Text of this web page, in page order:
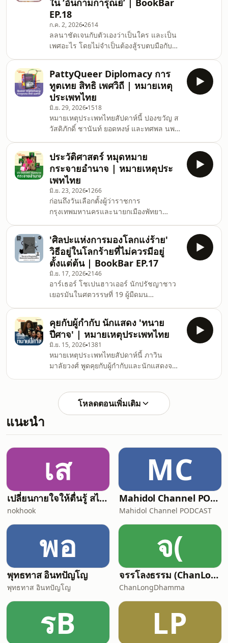
ทางศาสนากับสิทธิของผู้มีความหลากหลาย
ทางเพศดูเหมือนจะปะทะกัน เราควร
ทำความเข้าใจความสัมพันธ์ของสุทธิทั้ง
สองอย่างไร รายการชวนอ่านบทความ
วิชาการ "The Other Way Around? How
Freedom of
ใน ‘อันกามการุณย์’ | BookBar
EP.18
ก.ค. 2, 20262614
ลลนาชัดเจนกับตัวเองว่าเป็นใคร และเป็น
เพศอะไร โดยไม่จำเป็นต้องสู้รบตบมือกับ
สังคมและผู้คนรอบตัวมักเข้ามากำหนด
กรอบชีวิตของผู้อื่นอยู่เสมอ เมื่อเธอต้องรับ
บทเป็นทั้งเมีย แม่ และผู้ชาย ความแตกต่าง
จากเส้นที่สังคมขีดไว้จึงก่อให้เกิดความ
ยุ่งเหยิงในชีวิต #BookBar ชวนพูดคุยกับ
ลาดิด (LADYS) นักเขียนและผู้ร่วมก่อตั้ง
สำนักพิมพ์ลา
Patty⁩Queer Diplomacy การ
ทูตเทย สิทธิ เพศวิถี | หมายเหตุ
ประเพทไทย
มิ.ย. 29, 2026 1518
หมายเหตุประเพทไทยสัปดาห์นี้ ปองขวัญ ส
วัสดิภักดิ์ ชานันท์ ยอดหงษ์ และทศพล นพ
Diplomacy” หรือความสัมพันธ์ระหว่างการ
ทูตกับสิทธิของผู้มีความหลากหลายทางเพศ
ผ่านหนังสือ Queer Diplomacy:
Homophobia, International Relations
and LGBT Human Rights ของ Douglas
Victor Janoff (2022) อดีตนักกิจกรรมและ
นักการทูตแคนาดา ผู้เคยมีประสบการณ์ทั้ง
ในฐานะผู้ประท้วงเรียกร้องสิทธิ LGBT อยู่
หน
ประวัติศาสตร์ หมุดหมาย
กระจายอำนาจ | หมายเหตุประ
เพทไทย
มิ.ย. 23, 2026 1266
ก่อนถึงวันเลือกตั้งผู้ว่าราชการ
กรุงเทพมหานครและนายกเมืองพัทยา
ประวัติศาสตร์การกระจายอำนาจและการ
ปกครองท้องถิ่นไทย ตั้งแต่หลังการ
เปลี่ยนแปลงการปกครอง 2475 ผ่านยุค
เผด็จการทหาร ช่วงประชาธิปไตยเบ่งบาน
การปฏิรูปท้องถิ่นหลังพฤษภา 2535 จนถึง
ยุคที่การกระจายอำนาจชะงักงัน ทำไมการ
เลือกตั้งผู้ว่าฯ จึงเกี่ยวข้องกับข้อเรียกร้องใน
ยุคประชาธิปไตยเบ่งบาน? เหตุใด
กรุงเทพมหานครและเมื
'ศิลปะแห่งการมองโลกแง่ร้าย'
วิธีอยู่ในโลกร้ายที่ไม่ควรมีอยู่
ตั้งแต่ต้น | BookBar EP.17
มิ.ย. 17, 20262146
อาร์เธอร์ โชเปนฮาวเออร์ นักปรัชญาชาว
เยอรมันในศตวรรษที่ 19 ผู้มืดมน
แรกที่มองโลกแง่ร้าย แต่น่าจะเป็นคนแรกๆ
ที่ทำให้มันเป็นระบบและศิลปะ อย่างไร
ก็ตาม เมื่อพิจารณาเนื้อหาสาระของเขา มัน
ทำให้เราพบว่าบางทีโลกต้องการคนมอง
โลกในแง่ร้ายผู้เป็น "เพื่อนร่วมทุกข์"
มากกว่าที่มีอยู่ตอนนี้ ฟังทั้งหมดได้ทุกช่อง
ทางของ 'ประชาไท' YouTube :
https://www.youtube.com/watch?
v=m0DFi-E4Sd
คุยกับผู้กำกับ นักแสดง 'ทนาย
ปีศาจ' | หมายเหตุประเพทไทย
มิ.ย. 15, 2026 1381
หมายเหตุประเพทไทยสัปดาห์นี้ ภาวิน
มาลัยวงศ์ พูดคุยกับผู้กำกับและนักแสดงจาก
จักริน เทพวงค์ ผู้กำกับร่วมและผู้เขียนบท
ร่วม รฐา โพธิ์งาม ณัฏฐ์ กิจจริต สองนัก
ศาล การปะทะกันทางความคิดและ
แผนการอันแยบยล ซีรีส์แนวนี้ได้รับความนิ
ยมอ
โหลดตอนเพิ่มเติม
แนะนำ
เส
เปลี่ยนกายใจให้ตื่นรู้ สไตล์ "พื้นที่ของควา
nokhook
MC
Mahidol Channel PODCAST
Mahidol Channel PODCAST
พอ
พุทธทาส อินทปัญโญ
พุทธทาส อินทปัญโญ
จ(
จรรโลงธรรม (ChanLongDhamma)
ChanLongDhamma
รB LP